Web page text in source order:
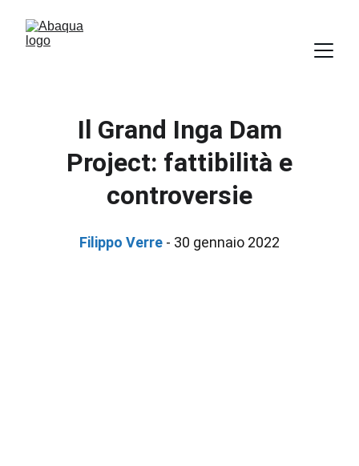
Il Grand Inga Dam
Project: fattibilità e
controversie
Filippo Verre - 30 gennaio 2022